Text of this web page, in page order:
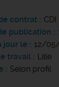
contrat
CDI
publication
jour le
12/
travail
Lille
Selon profil